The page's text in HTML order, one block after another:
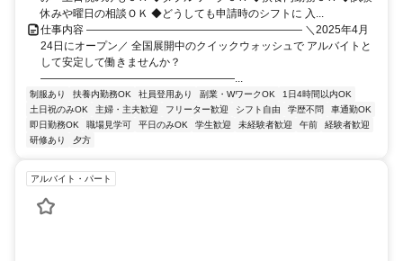
休みや曜日の相談ＯＫ ◆どうしても申請時のシフトに 入...
仕事内容 ―――――――――――――――――――― ＼2025年4月
24日にオープン／ 全国展開中のクイックウォッシュで アルバイトと
して安定して働きませんか？
――――――――――――――――――...
制服あり 扶養内勤務OK 社員登用あり 副業・WワークOK
1日4時間以内OK
土日祝のみOK
主婦・主夫歓迎 フリーター歓迎 シフト自由 学歴不問
車通勤OK
即日勤務OK
職場見学可 平日のみOK 学生歓迎 未経験者歓迎 午前
経験者歓迎
研修あり
夕方
アルバイト・パート